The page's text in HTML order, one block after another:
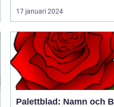
17 januari 2024
Palettblad: Namn och